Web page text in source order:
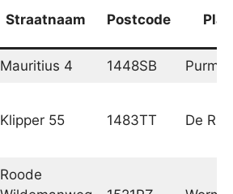
Straatnaam Postcode
Mauritius 4 1448SB
Klipper 55 1483TT De Rijp
Roode